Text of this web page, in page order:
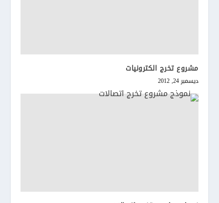
مشروع تخرج الكترونيات
ديسمبر 24, 2012